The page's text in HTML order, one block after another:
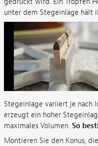
unter dem Stegeinlage hält
Stegeinlage variiert je nach
erzeugt ein hoher
maximales Volumen. So
Montieren Sie den Konus,